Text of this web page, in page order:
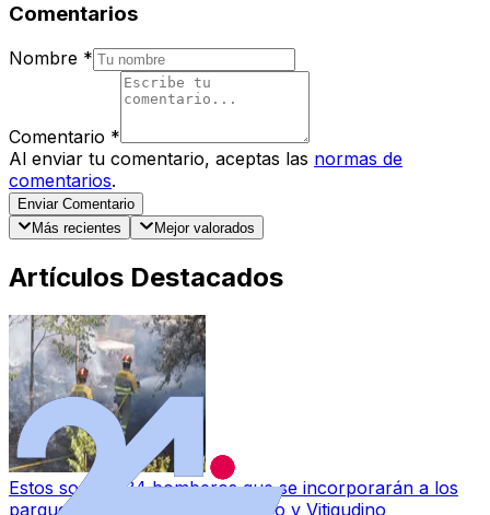
Comentarios
Nombre *
Comentario *
Al enviar tu comentario, aceptas las normas de
comentarios.
Enviar Comentario
Más recientes
Mejor valorados
Artículos Destacados
Estos son los 34 bomberos que se incorporarán a los
parques de Béjar, Ciudad Rodrigo y Vitigudino